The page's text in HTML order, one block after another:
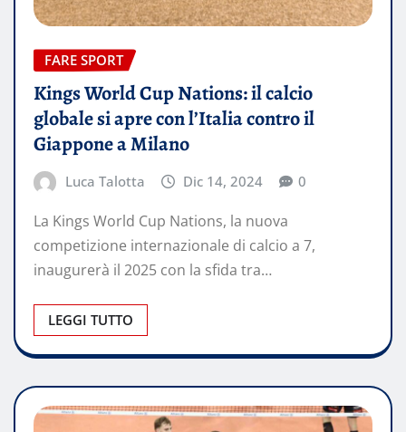
FARE SPORT
Kings World Cup Nations: il calcio
globale si apre con l’Italia contro il
Giappone a Milano
Luca Talotta Dic 14, 2024 0
La Kings World Cup Nations, la nuova
competizione internazionale di calcio a 7,
inaugurerà il 2025 con la sfida tra…
LEGGI TUTTO